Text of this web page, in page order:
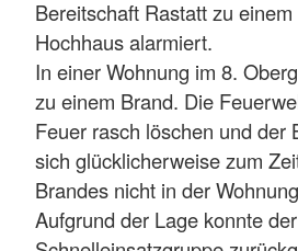
Bereitschaft Rastatt zu
Hochhaus alarmiert.
In einer Wohnung im 8.
zu einem Brand. Die
Feuer rasch löschen und der
sich glücklicherweise zum
Brandes nicht in der
Aufgrund der Lage konnte